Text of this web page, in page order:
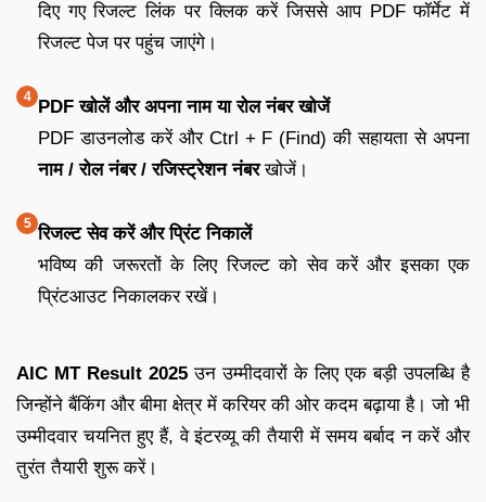
दिए गए रिजल्ट लिंक पर क्लिक करें जिससे आप PDF फॉर्मेट में
रिजल्ट पेज पर पहुंच जाएंगे।
PDF खोलें और अपना नाम या रोल नंबर खोजें
PDF डाउनलोड करें और Ctrl + F (Find) की सहायता से अपना
नाम / रोल नंबर / रजिस्ट्रेशन नंबरखोजें।
रिजल्ट सेव करें और प्रिंट निकालें
भविष्य की जरूरतों के लिए रिजल्ट को सेव करें और इसका एक
प्रिंटआउट निकालकर रखें।
AIC MT Result 2025 उन उम्मीदवारों के लिए एक बड़ी उपलब्धि है
जिन्होंने बैंकिंग और बीमा क्षेत्र में करियर की ओर कदम बढ़ाया है। जो भी
उम्मीदवार चयनित हुए हैं, वे इंटरव्यू की तैयारी में समय बर्बाद न करें और
तुरंत तैयारी शुरू करें।